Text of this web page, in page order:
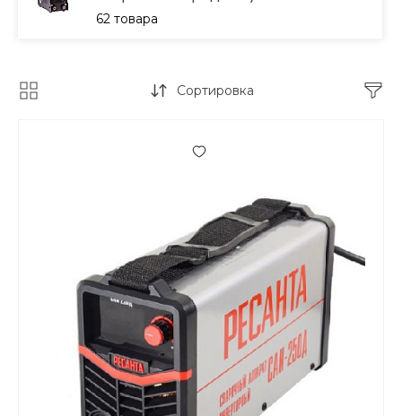
62 товара
Сортировка